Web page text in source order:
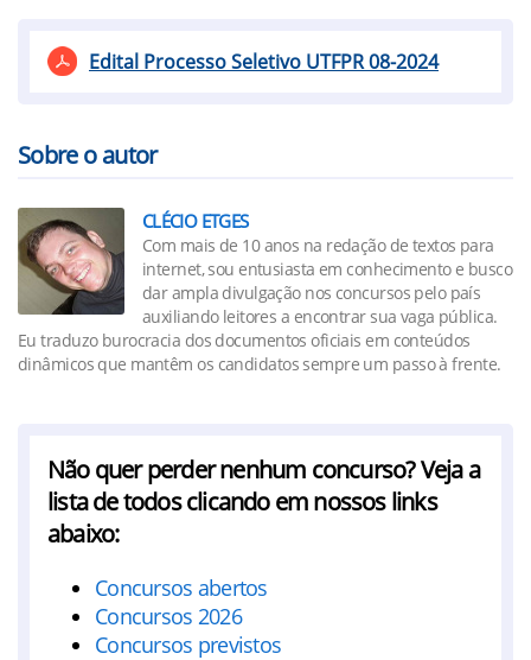
Edital Processo Seletivo UTFPR 08-2024
Sobre o autor
CLÉCIO ETGES
Com mais de 10 anos na redação de textos para
internet, sou entusiasta em conhecimento e busco
dar ampla divulgação nos concursos pelo país
auxiliando leitores a encontrar sua vaga pública.
Eu traduzo burocracia dos documentos oficiais em conteúdos
dinâmicos que mantêm os candidatos sempre um passo à frente.
Não quer perder nenhum concurso? Veja a
lista de todos clicando em nossos links
abaixo:
Concursos abertos
Concursos 2026
Concursos previstos